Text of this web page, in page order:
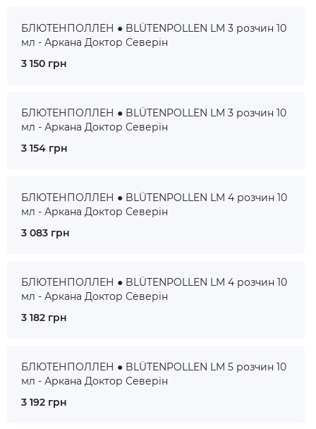
БЛЮТЕНПОЛЛЕН ● BLÜTENPOLLEN LM 3 розчин 10
мл - Аркана Доктор Северін
3 150 грн
БЛЮТЕНПОЛЛЕН ● BLÜTENPOLLEN LM 3 розчин 10
мл - Аркана Доктор Северін
3 154 грн
БЛЮТЕНПОЛЛЕН ● BLÜTENPOLLEN LM 4 розчин 10
мл - Аркана Доктор Северін
3 083 грн
БЛЮТЕНПОЛЛЕН ● BLÜTENPOLLEN LM 4 розчин 10
мл - Аркана Доктор Северін
3 182 грн
БЛЮТЕНПОЛЛЕН ● BLÜTENPOLLEN LM 5 розчин 10
мл - Аркана Доктор Северін
3 192 грн